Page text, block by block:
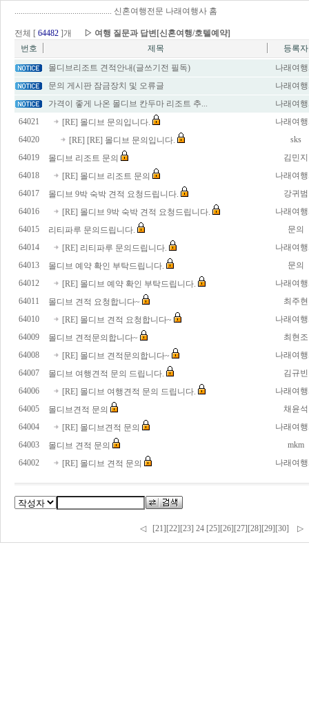
............................................... 신혼여행전문 나래여행사 홈
전체 [ 64482 ]개
▷ 여행 질문과 답변[신혼여행/호텔예약]
번호
제목
등록자
몰디브리조트 견적안내(글쓰기전 필독)
나래여
문의 게시판 잠금장치 및 오류글
나래여
가격이 좋게 나온 몰디브 칸두마 리조트 추...
나래여
64021
[RE] 몰디브 문의입니다.
나래여
64020
[RE] [RE] 몰디브 문의입니다.
sks
64019
몰디브 리조트 문의
김민지
64018
[RE] 몰디브 리조트 문의
나래여
64017
몰디브 9박 숙박 견적 요청드립니다.
강귀범
64016
[RE] 몰디브 9박 숙박 견적 요청드립니다.
나래여
64015
리티파루 문의드립니다.
문의
64014
[RE] 리티파루 문의드립니다.
나래여
64013
몰디브 예약 확인 부탁드립니다.
문의
64012
[RE] 몰디브 예약 확인 부탁드립니다.
나래여
64011
몰디브 견적 요청합니다~
최주현
64010
[RE] 몰디브 견적 요청합니다~
나래여
64009
몰디브 견적문의합니다~
최현조
64008
[RE] 몰디브 견적문의합니다~
나래여
64007
몰디브 여행견적 문의 드립니다.
김규빈
64006
[RE] 몰디브 여행견적 문의 드립니다.
나래여
64005
몰디브견적 문의
채윤석
64004
[RE] 몰디브견적 문의
나래여
64003
몰디브 견적 문의
mkm
64002
[RE] 몰디브 견적 문의 나래여
◁ [21] [22] [23] 24 [25] [26] [27] [28] [29] [30] ▷